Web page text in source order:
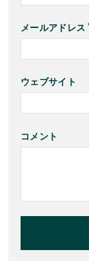
メールアドレス
ウェブサイト
コメント